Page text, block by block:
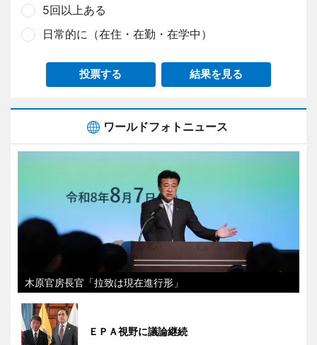
5回以上ある
日常的に（在住・在勤・在学中）
投票する 結果を見る
ワールドフォトニュース
木原官房長官「拉致は現在進行形」
ＥＰＡ視野に議論継続